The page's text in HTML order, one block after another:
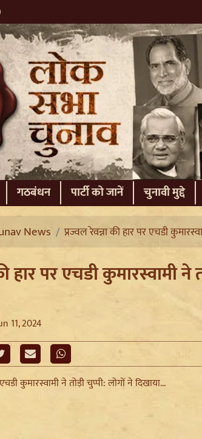
गठबंधन पार्टी को जानें चुनावी मुद्दे
News प्रज्वल रेवन्ना की हार पर एचडी
हार पर एचडी कुमारस्वामी ने
11, 2024